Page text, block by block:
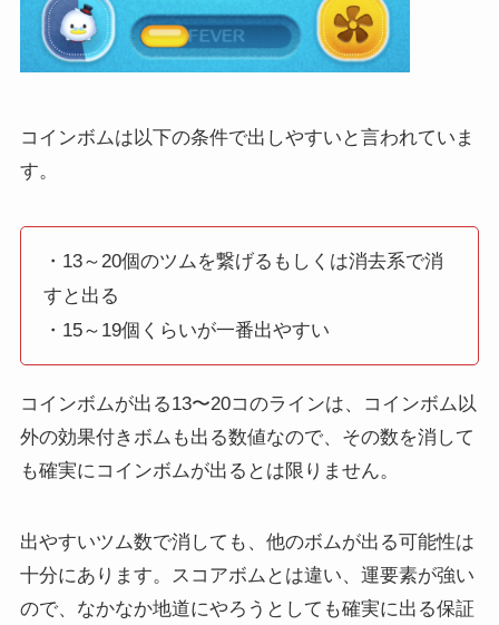
コインボムは以下の条件で出しやすいと言われていま
す。
・13～20個のツムを繋げるもしくは消去系で消
すと出る
・15～19個くらいが一番出やすい
コインボムが出る13〜20コのラインは、コインボム以
外の効果付きボムも出る数値なので、その数を消して
も確実にコインボムが出るとは限りません。
出やすいツム数で消しても、他のボムが出る可能性は
十分にあります。スコアボムとは違い、運要素が強い
ので、なかなか地道にやろうとしても確実に出る保証